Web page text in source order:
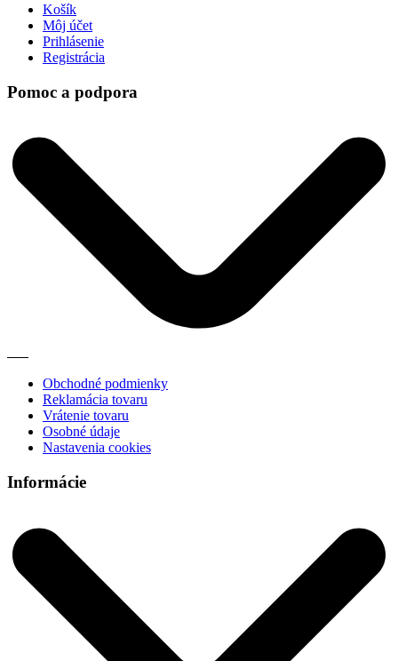
Košík
Môj účet
Prihlásenie
Registrácia
Pomoc a podpora
Obchodné podmienky
Reklamácia tovaru
Vrátenie tovaru
Osobné údaje
Nastavenia cookies
Informácie